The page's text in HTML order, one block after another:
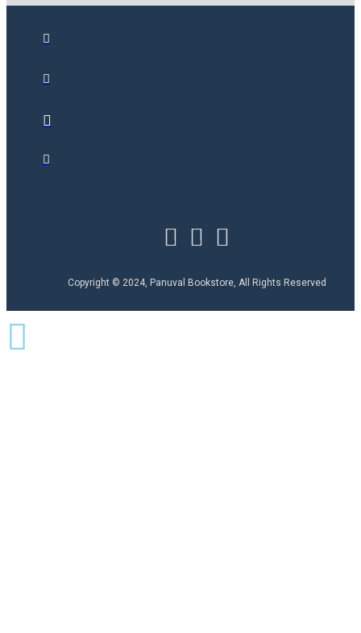
Copyright © 2024, Panuval Bookstore, All Rights Reserved